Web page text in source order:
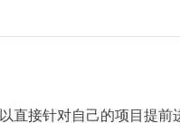
直接针对自己的项目提前